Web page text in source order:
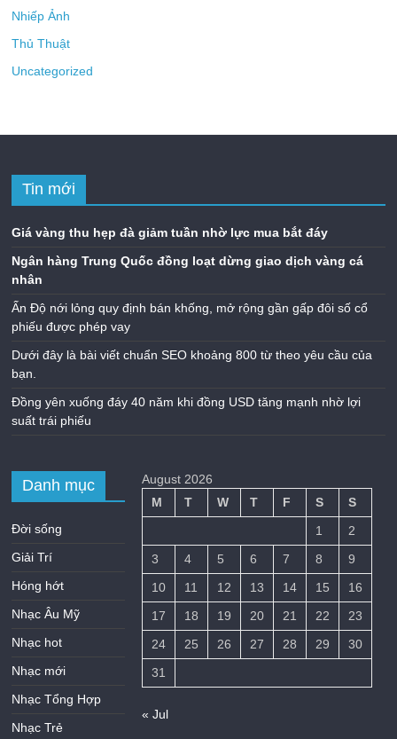
Nhiếp Ảnh
Thủ Thuật
Uncategorized
Tin mới
Giá vàng thu hẹp đà giảm tuần nhờ lực mua bắt đáy
Ngân hàng Trung Quốc đồng loạt dừng giao dịch vàng cá
nhân
Ấn Độ nới lỏng quy định bán khống, mở rộng gần gấp đôi số cổ
phiếu được phép vay
Dưới đây là bài viết chuẩn SEO khoảng 800 từ theo yêu cầu của
bạn.
Đồng yên xuống đáy 40 năm khi đồng USD tăng mạnh nhờ lợi
suất trái phiếu
Danh mục
Đời sống
Giải Trí
Hóng hớt
Nhạc Âu Mỹ
Nhạc hot
Nhạc mới
Nhạc Tổng Hợp
Nhạc Trẻ
August 2026
M
T W T F S
S
1
2
3
4 5 6 7 8
9
10
11 12 13 14 15
16
17
18 19 20 21 22
23
24
25 26 27 28 29
30
31
« Jul